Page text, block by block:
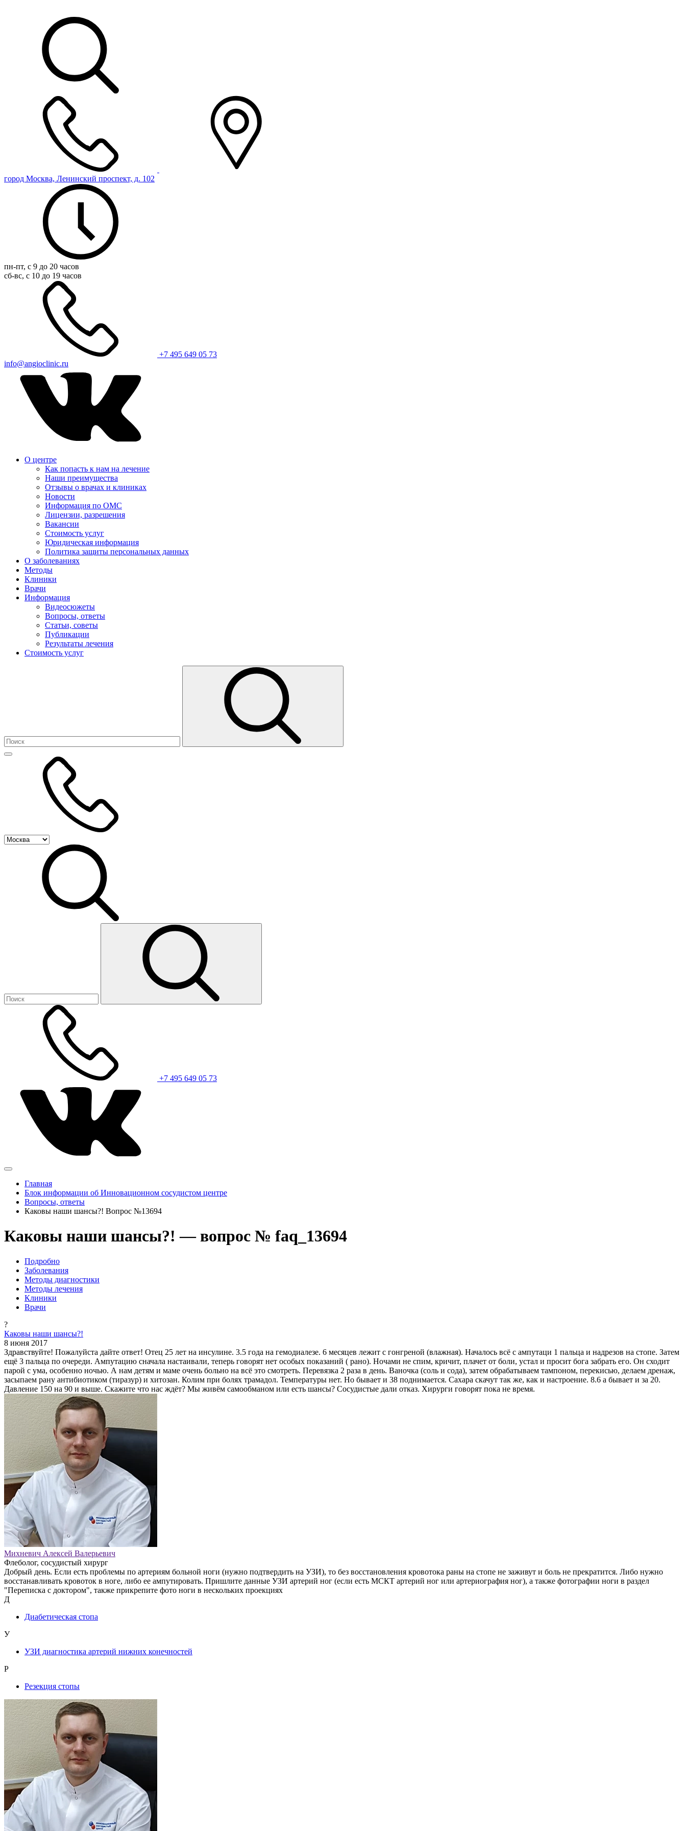
город Москва, Ленинский проспект, д. 102
пн-пт, с 9 до 20 часов
сб-вс, с 10 до 19 часов
+7 495 649 05 73
info@angioclinic.ru
О центре
Как попасть к нам на лечение
Наши преимущества
Отзывы о врачах и клиниках
Новости
Информация по ОМС
Лицензии, разрешения
Вакансии
Стоимость услуг
Юридическая информация
Политика защиты персональных данных
О заболеваниях
Методы
Клиники
Врачи
Информация
Видеосюжеты
Вопросы, ответы
Статьи, советы
Публикации
Результаты лечения
Стоимость услуг
+7 495 649 05 73
Главная
Блок информации об Инновационном сосудистом центре
Вопросы, ответы
Каковы наши шансы?! Вопрос №13694
Каковы наши шансы?! — вопрос № faq_13694
Подробно
Заболевания
Методы диагностики
Методы лечения
Клиники
Врачи
?
Каковы наши шансы?!
8 июня 2017
Здравствуйте! Пожалуйста дайте ответ! Отец 25 лет на инсулине. 3.5 года на гемодиалезе. 6 месяцев лежит с гонгреной (влажная). Началось всё с ампутаци 1 пальца и надрезов на стопе. Затем
ещё 3 пальца по очереди. Ампутацию сначала настаивали, теперь говорят нет особых показаний ( рано). Ночами не спим, кричит, плачет от боли, устал и просит бога забрать его. Он сходит
парой с ума, особенно ночью. А нам детям и маме очень больно на всё это смотреть. Перевязка 2 раза в день. Ваночка (соль и сода), затем обрабатываем тампоном, перекисью, делаем дренаж,
засыпаем рану антибиотиком (тиразур) и хитозан. Колим при болях трамадол. Температуры нет. Но бывает и 38 поднимается. Сахара скачут так же, как и настроение. 8.6 а бывает и за 20.
Давление 150 на 90 и выше. Скажите что нас ждёт? Мы живём самообманом или есть шансы? Сосудистые дали отказ. Хирурги говорят пока не время.
Михневич Алексей Валерьевич
Флеболог, сосудистый хирург
Добрый день. Если есть проблемы по артериям больной ноги (нужно подтвердить на УЗИ), то без восстановления кровотока раны на стопе не заживут и боль не прекратится. Либо нужно
восстанавливать кровоток в ноге, либо ее ампутировать. Пришлите данные УЗИ артерий ног (если есть МСКТ артерий ног или артериография ног), а также фотографии ноги в раздел
"Переписка с доктором", также прикрепите фото ноги в нескольких проекциях
Д
Диабетическая стопа
У
УЗИ диагностика артерий нижних конечностей
Р
Резекция стопы